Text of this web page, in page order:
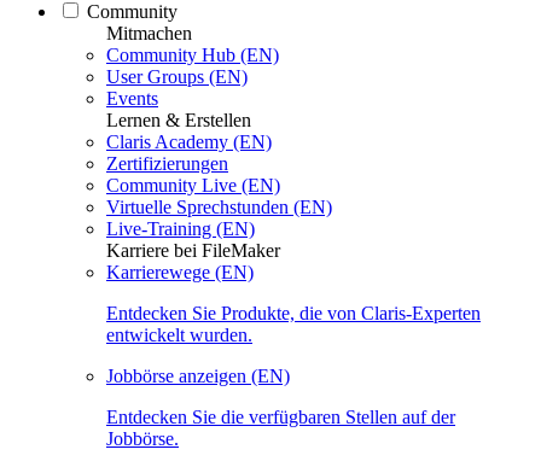
Community
Mitmachen
Community Hub (EN)
User Groups (EN)
Events
Lernen & Erstellen
Claris Academy (EN)
Zertifizierungen
Community Live (EN)
Virtuelle Sprechstunden (EN)
Live-Training (EN)
Karriere bei FileMaker
Karrierewege (EN)
Entdecken Sie Produkte, die von Claris-Experten
entwickelt wurden.
Jobbörse anzeigen (EN)
Entdecken Sie die verfügbaren Stellen auf der
Jobbörse.